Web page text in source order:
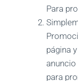
Para
página
anuncio
para